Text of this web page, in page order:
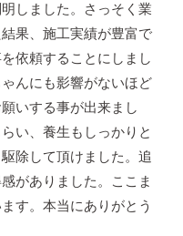
しました。さっそく業
果、施工実績が豊富で
依頼することにしまし
んにも影響がないほど
いする事が出来まし
い、養生もしっかりと
除して頂けました。追
がありました。ここま
す。本当にありがとう